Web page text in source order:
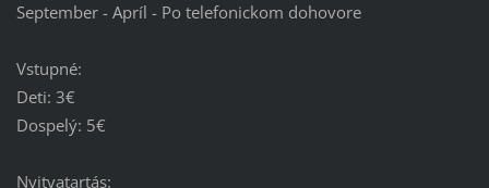
September - Apríl - Po telefonickom dohovore
Vstupné:
Deti: 3€
Dospelý: 5€
Nyitvatartás: